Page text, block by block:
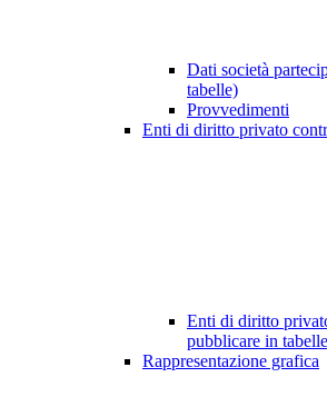
Dati società
tabelle)
Provvedimenti
Enti di diritto privato
Enti di diritto
pubblicare in
Rappresentazione grafica